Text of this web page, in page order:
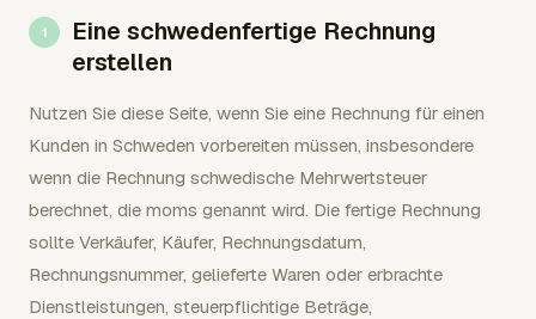
Eine schwedenfertige Rechnung
erstellen
Nutzen Sie diese Seite, wenn Sie eine Rechnung für einen
Kunden in Schweden vorbereiten müssen, insbesondere
wenn die Rechnung schwedische Mehrwertsteuer
berechnet, die moms genannt wird. Die fertige Rechnung
sollte Verkäufer, Käufer, Rechnungsdatum,
Rechnungsnummer, gelieferte Waren oder erbrachte
Dienstleistungen, steuerpflichtige Beträge,